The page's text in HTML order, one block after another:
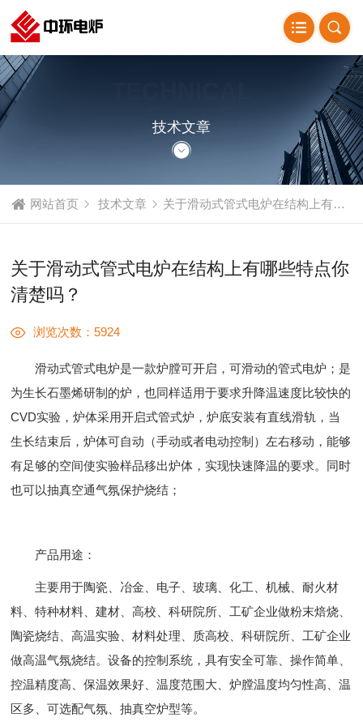
ARTICLE
技术文章
网站首页 技术文章 关于滑动式管式电炉在结构上有哪些特点你清楚吗？
关于滑动式管式电炉在结构上有哪些特点你
清楚吗？
浏览次数：5924
滑动式管式电炉是一款炉膛可开启，可滑动的管式电炉；是
为生长石墨烯研制的炉，也同样适用于要求升降温速度比较快的
CVD实验，炉体采用开启式管式炉，炉底安装有直线滑轨，当
生长结束后，炉体可自动（手动或者电动控制）左右移动，能够
有足够的空间使实验样品移出炉体，实现快速降温的要求。同时
也可以抽真空通气氛保护烧结；
产品用途：
主要用于陶瓷、冶金、电子、玻璃、化工、机械、耐火材
料、特种材料、建材、高校、科研院所、工矿企业做粉末焙烧、
陶瓷烧结、高温实验、材料处理、质高校、科研院所、工矿企业
做高温气氛烧结。设备的控制系统，具有安全可靠、操作简单、
控温精度高、保温效果好、温度范围大、炉膛温度均匀性高、温
区多、可选配气氛、抽真空炉型等。